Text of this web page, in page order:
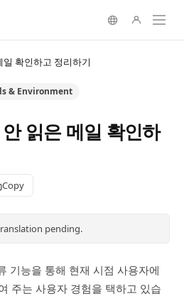
확인하고 정리하기
& Environment
읽은 메일 확인하
Copy
pending.
기능을 통해 현재 시점 사용자에
주는 사용자 경험을 택하고 있습